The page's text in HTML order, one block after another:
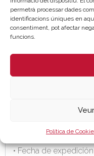
permetrà processar dades
identificacions úniques en
consentiment, pot afectar
funcions.
Política de
digitalmente.
h) Anexo IV.
cumplimentado y
i) Copia del DNI de la
j) Contrato de trabajo
k) Vida laboral
contrato.
l) Certificado de
Datos identificativos
• Fecha de